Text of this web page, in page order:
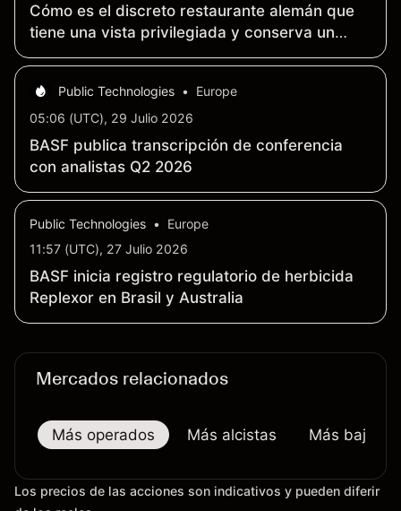
Cómo es el discreto restaurante alemán que
tiene una vista privilegiada y conserva un
legado tradicional
Public Technologies •
Europe
05:06 (UTC), 29 Julio 2026
BASF publica transcripción de conferencia
con analistas Q2 2026
Public Technologies •
Europe
11:57 (UTC), 27 Julio 2026
BASF inicia registro regulatorio de herbicida
Replexor en Brasil y Australia
Mercados relacionados
Más operados Más alcistas Más bajistas
Los precios de las acciones son indicativos y pueden diferir